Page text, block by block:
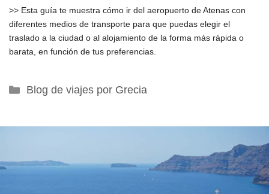
>> Esta guía te muestra cómo ir del aeropuerto de Atenas con
diferentes medios de transporte para que puedas elegir el
traslado a la ciudad o al alojamiento de la forma más rápida o
barata, en función de tus preferencias.
Categorías
Blog de viajes por Grecia